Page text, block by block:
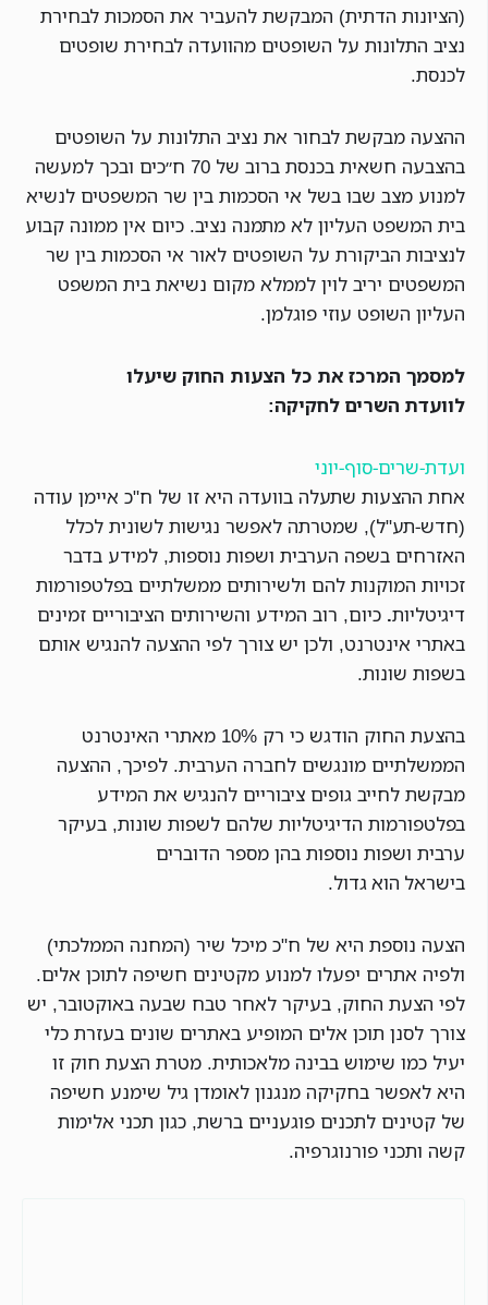
(הציונות הדתית) המבקשת להעביר את הסמכות לבחירת
נציב התלונות על השופטים מהוועדה לבחירת שופטים
לכנסת.
ההצעה מבקשת לבחור את נציב התלונות על השופטים
בהצבעה חשאית בכנסת ברוב של 70 ח״כים ובכך למעשה
למנוע מצב שבו בשל אי הסכמות בין שר המשפטים לנשיא
בית המשפט העליון לא מתמנה נציב. כיום אין ממונה קבוע
לנציבות הביקורת על השופטים לאור אי הסכמות בין שר
המשפטים יריב לוין לממלא מקום נשיאת בית המשפט
העליון השופט עוזי פוגלמן.
למסמך המרכז את כל הצעות החוק שיעלו
לוועדת השרים לחקיקה:
ועדת-שרים-סוף-יוני
אחת ההצעות שתעלה בוועדה היא זו של ח"כ איימן עודה
(חדש-תע"ל), שמטרתה לאפשר נגישות לשונית לכלל
האזרחים בשפה הערבית ושפות נוספות, למידע בדבר
זכויות המוקנות להם ולשירותים ממשלתיים בפלטפורמות
דיגיטליות. כיום, רוב המידע והשירותים הציבוריים זמינים
באתרי אינטרנט, ולכן יש צורך לפי ההצעה להנגיש אותם
בשפות שונות.
בהצעת החוק הודגש כי רק 10% מאתרי האינטרנט
הממשלתיים מונגשים לחברה הערבית. לפיכך, ההצעה
מבקשת לחייב גופים ציבוריים להנגיש את המידע
בפלטפורמות הדיגיטליות שלהם לשפות שונות, בעיקר
ערבית ושפות נוספות בהן מספר הדוברים
בישראל הוא גדול.
הצעה נוספת היא של ח"כ מיכל שיר (המחנה הממלכתי)
ולפיה אתרים יפעלו למנוע מקטינים חשיפה לתוכן אלים.
לפי הצעת החוק, בעיקר לאחר טבח שבעה באוקטובר, יש
צורך לסנן תוכן אלים המופיע באתרים שונים בעזרת כלי
יעיל כמו שימוש בבינה מלאכותית. מטרת הצעת חוק זו
היא לאפשר בחקיקה מנגנון לאומדן גיל שימנע חשיפה
של קטינים לתכנים פוגעניים ברשת, כגון תכני אלימות
קשה ותכני פורנוגרפיה.